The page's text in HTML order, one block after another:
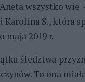
wszystko wie"
Karolina S., która
maja 2019 r.
śledztwa
To ona